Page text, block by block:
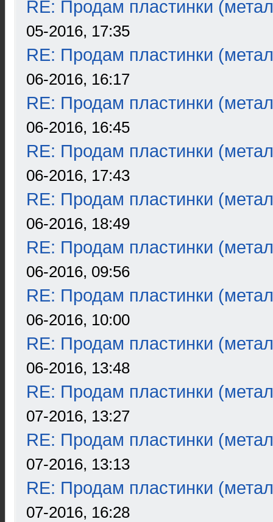
RE: Продам пластинки
05-2016, 17:35
RE: Продам пластинки
06-2016, 16:17
RE: Продам пластинки
06-2016, 16:45
RE: Продам пластинки
06-2016, 17:43
RE: Продам пластинки
06-2016, 18:49
RE: Продам пластинки
06-2016, 09:56
RE: Продам пластинки
06-2016, 10:00
RE: Продам пластинки
06-2016, 13:48
RE: Продам пластинки
07-2016, 13:27
RE: Продам пластинки
07-2016, 13:13
RE: Продам пластинки
07-2016, 16:28